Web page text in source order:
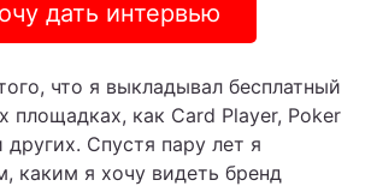
дать интервью
что я выкладывал бесплатный
площадках, как Card Player, Poker
других. Спустя пару лет я
каким я хочу видеть бренд